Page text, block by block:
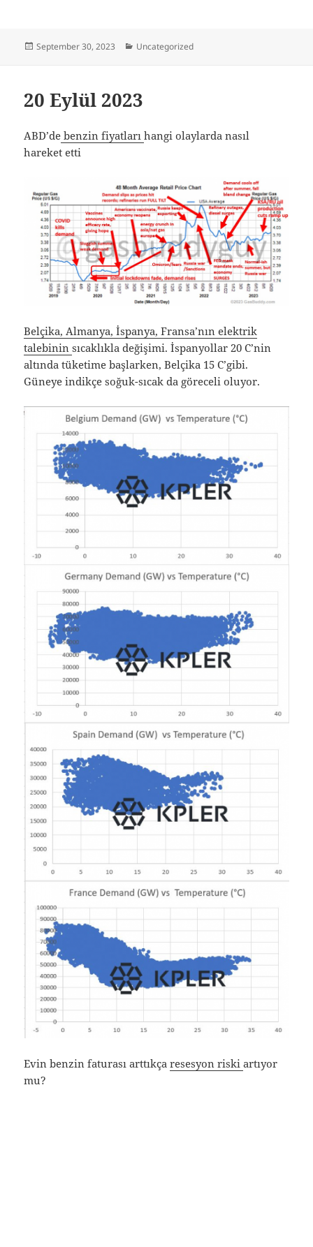
Posted
September 30, 2023 Categories
Uncategorized
20 Eylül 2023
ABD’de benzin fiyatlarıhangi olaylarda nasıl
hareket etti
Belçika, Almanya, İspanya, Fransa’nın elektrik
talebininsıcaklıkla değişimi. İspanyollar 20 C’nin
altında tüketime başlarken, Belçika 15 C’gibi.
Güneye indikçe soğuk-sıcak da göreceli oluyor.
Evin benzin faturası arttıkçaresesyon riskiartıyor
mu?